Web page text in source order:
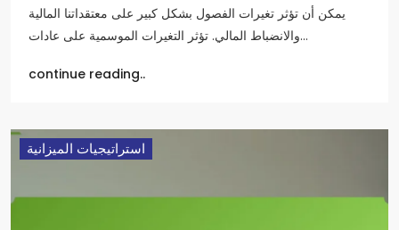
يمكن أن تؤثر تغيرات الفصول بشكل كبير على معتقداتنا المالية
والانضباط المالي. تؤثر التغيرات الموسمية على عادات…
continue reading..
استراتيجيات الميزانية